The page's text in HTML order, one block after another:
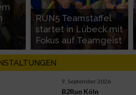
RUN5 Teamstaffel
startet in Lübeck mit
Fokus auf Teamgeist
9. September 2026
B2Run Köln